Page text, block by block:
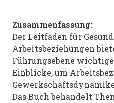
Zusammenfassung:
Der Leitfaden für
Arbeitsbeziehungen
Führungsebene
Einblicke, um
Das Buch behandelt